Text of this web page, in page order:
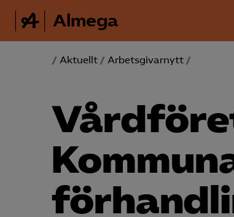
Almega
/ Aktuellt / Arbetsgivarnytt /